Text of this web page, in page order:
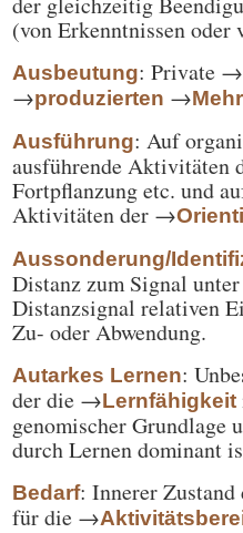
(von Erkenntnissen
Ausbeutung: Private →
→produzierten →
Ausführung: Auf
ausführende Aktivitäten
Fortpflanzung etc. und
Aktivitäten der →
Aussonderung/
Distanz zum Signal
Distanzsignal relativen
Zu- oder Abwendung.
Autarkes Lernen:
der die →Lernfähigkeit
genomischer Grundlage
durch Lernen dominant
Bedarf: Innerer
für die →